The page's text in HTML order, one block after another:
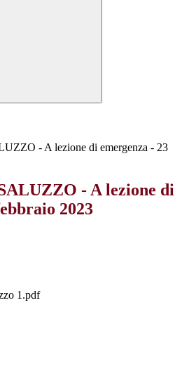
- A lezione di emergenza - 23
- A lezione di
2023
1.pdf